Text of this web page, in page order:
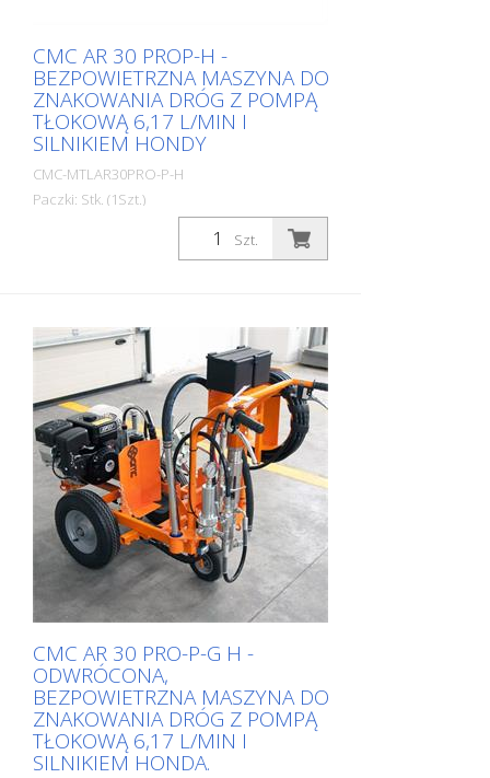
CMC AR 30 PROP-H -
BEZPOWIETRZNA MASZYNA DO
ZNAKOWANIA DRÓG Z POMPĄ
TŁOKOWĄ 6,17 L/MIN I
SILNIKIEM HONDY
CMC-MTLAR30PRO-P-H
Paczki: Stk. (1Szt.)
Szt.
CMC AR 30 PRO-P-G H -
ODWRÓCONA,
BEZPOWIETRZNA MASZYNA DO
ZNAKOWANIA DRÓG Z POMPĄ
TŁOKOWĄ 6,17 L/MIN I
SILNIKIEM HONDA.